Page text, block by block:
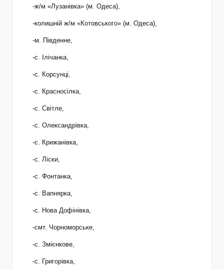
-ж/м «Лузанівка» (м. Одеса),
-колишній ж/м «Котовського» (м. Одеса),
-м. Південне,
-с. Ілічанка,
-с. Корсунці,
-с. Красносілка,
-с. Світле,
-с. Олександрівка,
-с. Крижанівка,
-с. Ліски,
-с. Фонтанка,
-с. Вапнярка,
-с. Нова Дофінівка,
-смт. Чорноморське,
-с. Змієнкове,
-с. Григорівка,